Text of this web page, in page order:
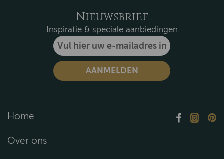
Nieuwsbrief
Inspiratie & speciale aanbiedingen
Home
Over ons